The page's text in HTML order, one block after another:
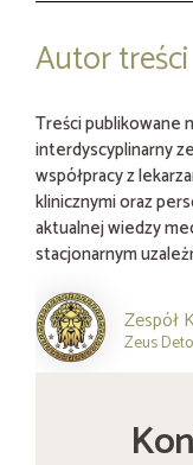
Autor treści
Treści publikowane
interdyscyplinarny
współpracy z
klinicznymi oraz
aktualnej wiedzy
stacjonarnym
Zespół
Zeus